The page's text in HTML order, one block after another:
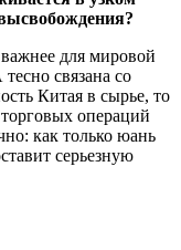
для мировой
связана со
Китая в сырье, то
операций
как только юань
серьезную